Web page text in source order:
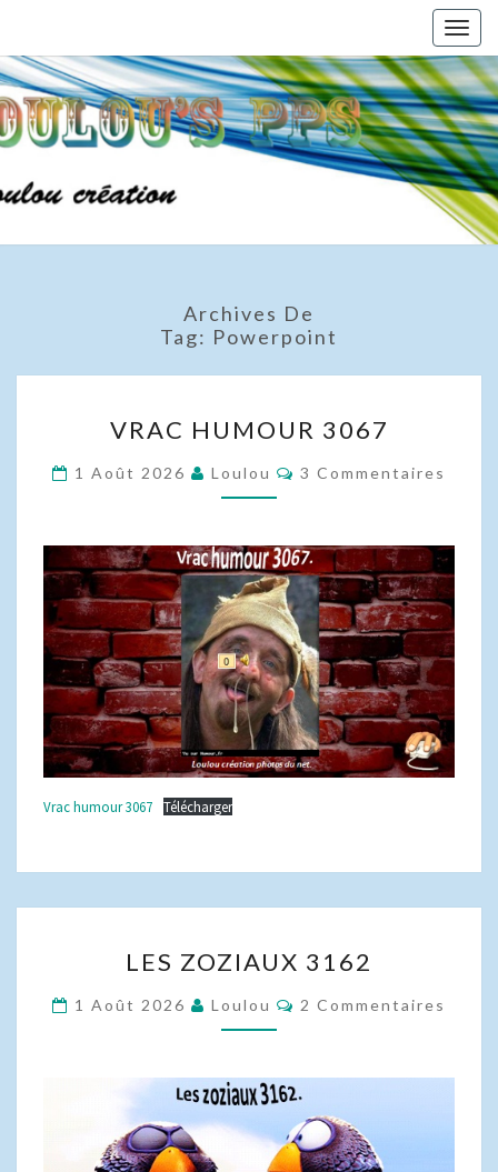
content
Archives De
Tag: Powerpoint
HUMOUR
3067
VRAC HUMOUR 3067
1 Août 2026 Loulou Commentaires
3 Commentaires
Vrac humour 3067 Télécharger
ZOZIAUX
3162
LES ZOZIAUX 3162
1 Août 2026 Loulou Commentaires
2 Commentaires